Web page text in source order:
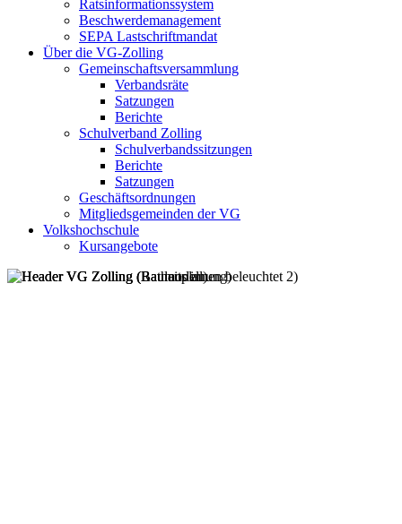
Ratsinformationssystem
Beschwerdemanagement
SEPA Lastschriftmandat
Über die VG-Zolling
Gemeinschaftsversammlung
Verbandsräte
Satzungen
Berichte
Schulverband Zolling
Schulverbandssitzungen
Berichte
Satzungen
Geschäftsordnungen
Mitgliedsgemeinden der VG
Volkshochschule
Kursangebote